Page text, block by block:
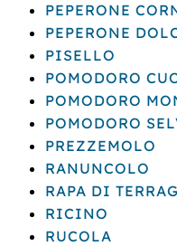
PEPERONE
PEPERONE
PISELLO
POMODORO
POMODORO
POMODORO
PREZZEMOLO
RANUNCOLO
RAPA DI
RICINO
RUCOLA